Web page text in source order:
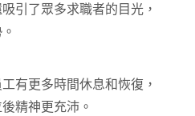
引了眾多求職者的目光，
有更多時間休息和恢復，
精神更充沛。